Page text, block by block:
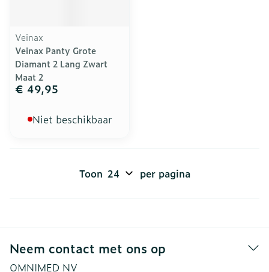
Veinax
Veinax Panty Grote
Diamant 2 Lang Zwart
Maat 2
€ 49,95
Niet beschikbaar
Toon per pagina
Neem contact met ons op
OMNIMED NV